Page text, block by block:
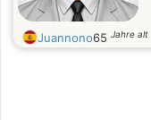
Juannono65 Jahre alt